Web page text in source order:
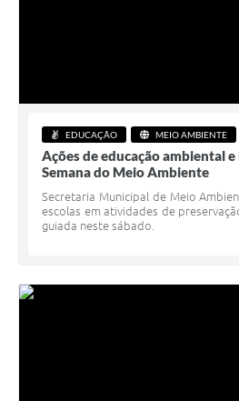
EDUCAÇÃO MEIO AMBIENTE
Ações de educação ambiental
Semana do Meio Ambiente
Secretaria Municipal de Meio
escolas em atividades de
guiada neste sábado.